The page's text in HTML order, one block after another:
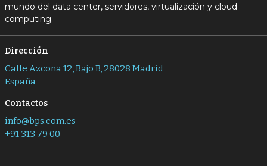
mundo del data center, servidores, virtualización y cloud
computing.
Dirección
Calle Azcona 12, Bajo B, 28028 Madrid
España
Contactos
info@bps.com.es
+91 313 79 00